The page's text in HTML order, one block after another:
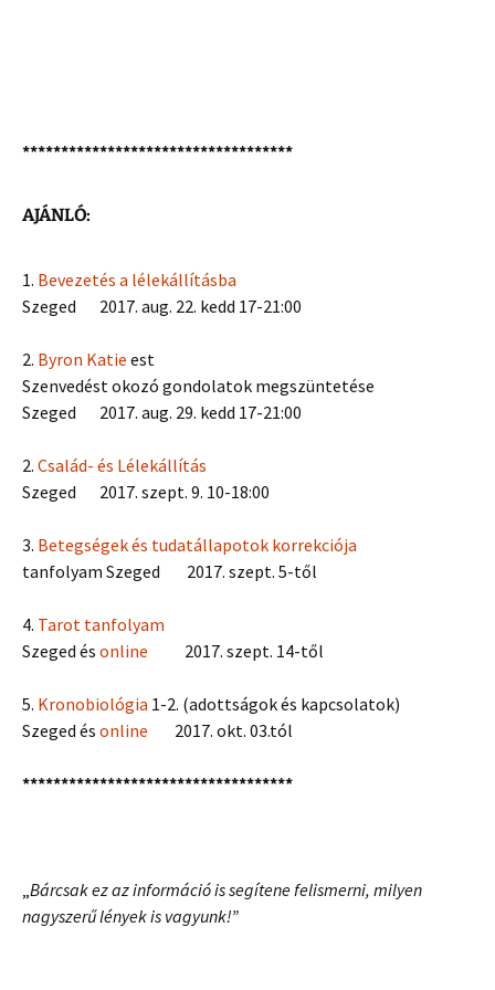
***********************************
AJÁNLÓ:
1. Bevezetés a lélekállításba
Szeged 2017. aug. 22. kedd 17-21:00
2. Byron Katie est
Szenvedést okozó gondolatok megszüntetése
Szeged 2017. aug. 29. kedd 17-21:00
2. Család- és Lélekállítás
Szeged 2017. szept. 9. 10-18:00
3. Betegségek és tudatállapotok korrekciója
tanfolyam Szeged 2017. szept. 5-től
4. Tarot tanfolyam
Szeged és online 2017. szept. 14-től
5. Kronobiológia 1-2. (adottságok és kapcsolatok)
Szeged és online 2017. okt. 03.tól
***********************************
Bárcsak ez az információ is segítene felismerni, milyen
nagyszerű lények is vagyunk!”